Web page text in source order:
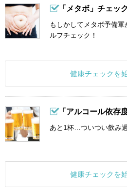
「メタボ」チェック
もしかしてメタボ予備
ルフチェック！
健康チェックを
「アルコール依存
あと1杯…ついつい飲み
健康チェックを